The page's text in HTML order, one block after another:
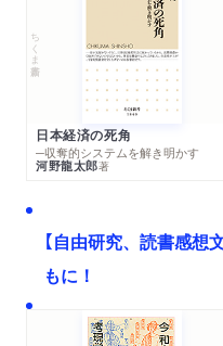
ちくま新書
日本経済の死角
─収奪的システムを解き明かす
河野龍太郎著
【自由研究、読書感
もに！